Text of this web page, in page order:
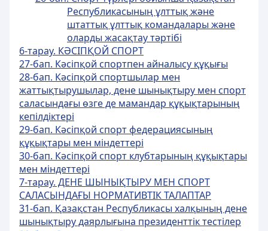
Республикасының ұлттық және
штаттық ұлттық командалары және
оларды жасақтау тәртібі
6-тарау. КӘСІПҚОЙ СПОРТ
27-бап. Кәсіпқой спортпен айналысу құқығы
28-бап. Кәсіпқой спортшылар мен
жаттықтырушылар, дене шынықтыру мен спорт
саласындағы өзге де мамандар құқықтарының
кепілдіктері
29-бап. Кәсіпқой спорт федерациясының
құқықтары мен міндеттері
30-бап. Кәсіпқой спорт клубтарының құқықтары
мен міндеттері
7-тарау. ДЕНЕ ШЫНЫҚТЫРУ МЕН СПОРТ
САЛАСЫНДАҒЫ НОРМАТИВТІК ТАЛАПТАР
31-бап. Қазақстан Республикасы халқының дене
шынықтыру даярлығына президенттік тестілер